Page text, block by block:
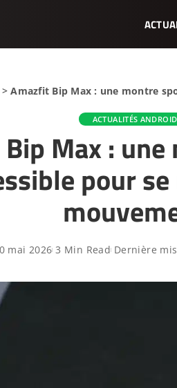
>Amazfit Bip Max : une montre
ACTUALITÉS ANDROID
Max :
pour
mai 2026 3 Min Read Dernière